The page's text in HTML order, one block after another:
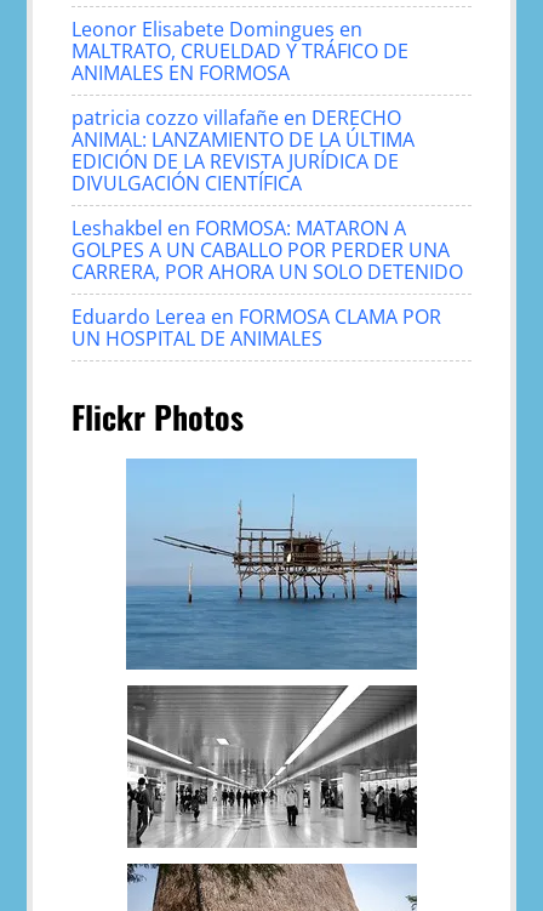
Leonor Elisabete Domingues en
MALTRATO, CRUELDAD Y TRÁFICO DE
ANIMALES EN FORMOSA
patricia cozzo villafañe en DERECHO
ANIMAL: LANZAMIENTO DE LA ÚLTIMA
EDICIÓN DE LA REVISTA JURÍDICA DE
DIVULGACIÓN CIENTÍFICA
Leshakbel en FORMOSA: MATARON A
GOLPES A UN CABALLO POR PERDER UNA
CARRERA, POR AHORA UN SOLO DETENIDO
Eduardo Lerea en FORMOSA CLAMA POR
UN HOSPITAL DE ANIMALES
Flickr Photos